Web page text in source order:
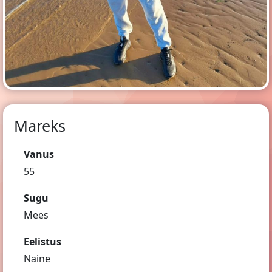
Mareks
Vanus
55
Sugu
Mees
Eelistus
Naine